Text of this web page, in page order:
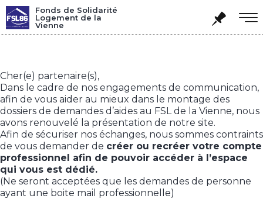
Fonds de Solidarité
Logement de la
Vienne
Cher(e) partenaire(s),
Dans le cadre de nos engagements de communication,
afin de vous aider au mieux dans le montage des
dossiers de demandes d’aides au FSL de la Vienne, nous
avons renouvelé la présentation de notre site.
Afin de sécuriser nos échanges, nous sommes contraints
de vous demander de créer ou recréer votre compte
professionnel afin de pouvoir accéder à l’espace
qui vous est dédié.
(Ne seront acceptées que les demandes de personne
ayant une boite mail professionnelle)
Panneau de gestion des cookies